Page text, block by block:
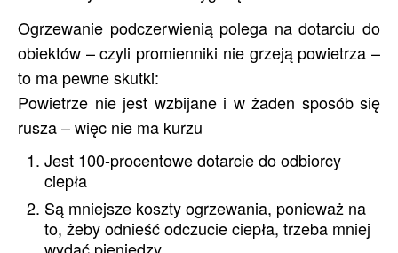
Ogrzewanie podczerwienią polega na dotarciu do
obiektów – czyli promienniki nie grzeją powietrza –
to ma pewne skutki:
Powietrze nie jest wzbijane i w żaden sposób się
rusza – więc nie ma kurzu
Jest 100-procentowe dotarcie do odbiorcy
ciepła
Są mniejsze koszty ogrzewania, ponieważ na
to, żeby odnieść odczucie ciepła, trzeba mniej
wydać pieniędzy